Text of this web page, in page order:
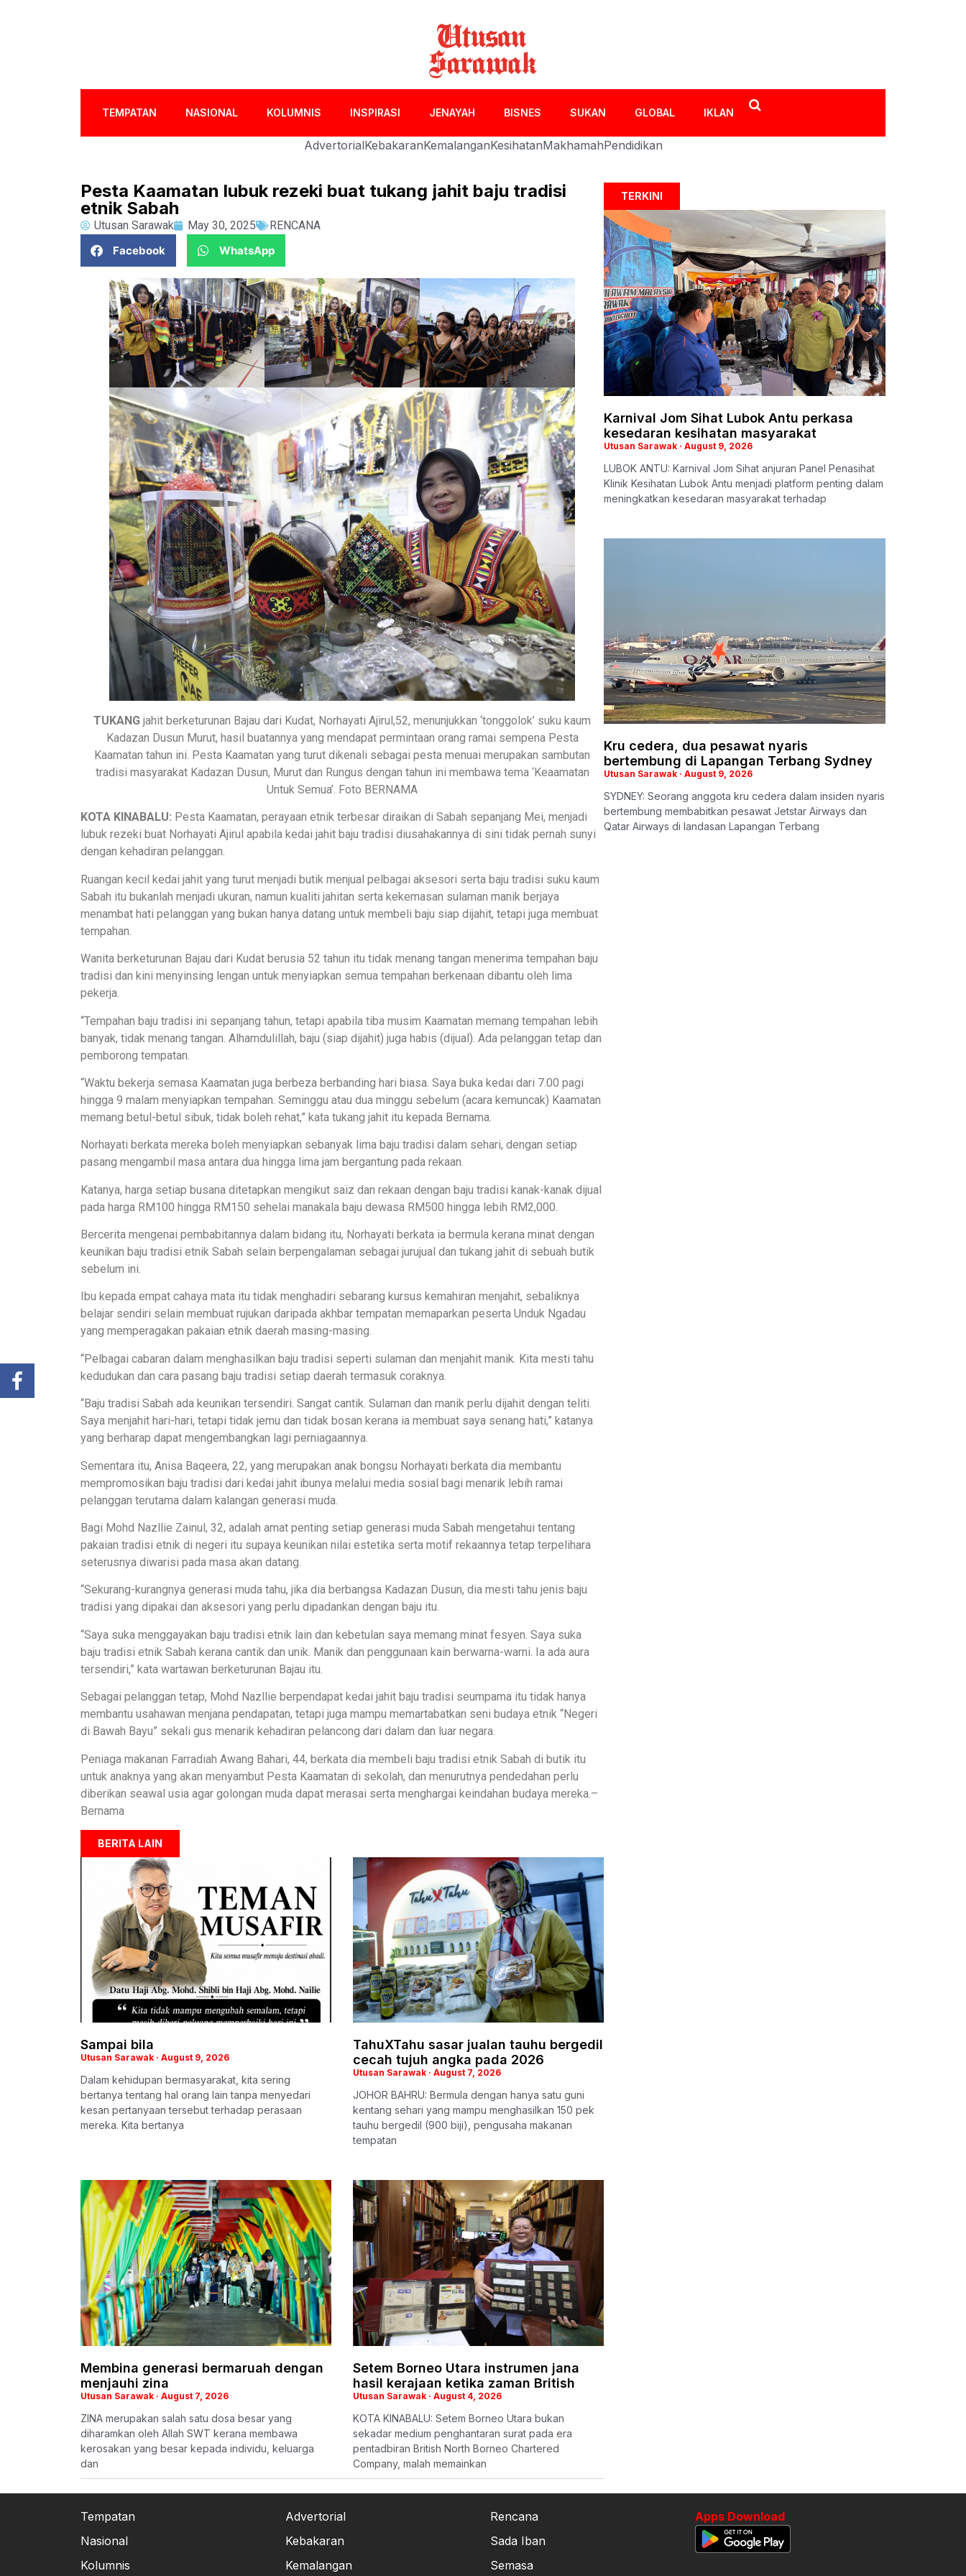
TEMPATAN NASIONAL KOLUMNIS INSPIRASI JENAYAH BISNES SUKAN GLOBAL IKLAN
AdvertorialKebakaranKemalanganKesihatanMakhamahPendidikan
Pesta Kaamatan lubuk rezeki buat tukang jahit baju tradisi
etnik Sabah
Utusan Sarawak May 30, 2025
RENCANA
Facebook
WhatsApp
TUKANG jahit berketurunan Bajau dari Kudat, Norhayati Ajirul,52, menunjukkan ‘tonggolok’ suku kaum
Kadazan Dusun Murut, hasil buatannya yang mendapat permintaan orang ramai sempena Pesta
Kaamatan tahun ini. Pesta Kaamatan yang turut dikenali sebagai pesta menuai merupakan sambutan
tradisi masyarakat Kadazan Dusun, Murut dan Rungus dengan tahun ini membawa tema ‘Keaamatan
Untuk Semua’. Foto BERNAMA
KOTA KINABALU: Pesta Kaamatan, perayaan etnik terbesar diraikan di Sabah sepanjang Mei, menjadi
lubuk rezeki buat Norhayati Ajirul apabila kedai jahit baju tradisi diusahakannya di sini tidak pernah sunyi
dengan kehadiran pelanggan.
Ruangan kecil kedai jahit yang turut menjadi butik menjual pelbagai aksesori serta baju tradisi suku kaum
Sabah itu bukanlah menjadi ukuran, namun kualiti jahitan serta kekemasan sulaman manik berjaya
menambat hati pelanggan yang bukan hanya datang untuk membeli baju siap dijahit, tetapi juga membuat
tempahan.
Wanita berketurunan Bajau dari Kudat berusia 52 tahun itu tidak menang tangan menerima tempahan baju
tradisi dan kini menyinsing lengan untuk menyiapkan semua tempahan berkenaan dibantu oleh lima
pekerja.
“Tempahan baju tradisi ini sepanjang tahun, tetapi apabila tiba musim Kaamatan memang tempahan lebih
banyak, tidak menang tangan. Alhamdulillah, baju (siap dijahit) juga habis (dijual). Ada pelanggan tetap dan
pemborong tempatan.
“Waktu bekerja semasa Kaamatan juga berbeza berbanding hari biasa. Saya buka kedai dari 7.00 pagi
hingga 9 malam menyiapkan tempahan. Seminggu atau dua minggu sebelum (acara kemuncak) Kaamatan
memang betul-betul sibuk, tidak boleh rehat,” kata tukang jahit itu kepada Bernama.
Norhayati berkata mereka boleh menyiapkan sebanyak lima baju tradisi dalam sehari, dengan setiap
pasang mengambil masa antara dua hingga lima jam bergantung pada rekaan.
Katanya, harga setiap busana ditetapkan mengikut saiz dan rekaan dengan baju tradisi kanak-kanak dijual
pada harga RM100 hingga RM150 sehelai manakala baju dewasa RM500 hingga lebih RM2,000.
Bercerita mengenai pembabitannya dalam bidang itu, Norhayati berkata ia bermula kerana minat dengan
keunikan baju tradisi etnik Sabah selain berpengalaman sebagai jurujual dan tukang jahit di sebuah butik
sebelum ini.
Ibu kepada empat cahaya mata itu tidak menghadiri sebarang kursus kemahiran menjahit, sebaliknya
belajar sendiri selain membuat rujukan daripada akhbar tempatan memaparkan peserta Unduk Ngadau
yang memperagakan pakaian etnik daerah masing-masing.
“Pelbagai cabaran dalam menghasilkan baju tradisi seperti sulaman dan menjahit manik. Kita mesti tahu
kedudukan dan cara pasang baju tradisi setiap daerah termasuk coraknya.
“Baju tradisi Sabah ada keunikan tersendiri. Sangat cantik. Sulaman dan manik perlu dijahit dengan teliti.
Saya menjahit hari-hari, tetapi tidak jemu dan tidak bosan kerana ia membuat saya senang hati,” katanya
yang berharap dapat mengembangkan lagi perniagaannya.
Sementara itu, Anisa Baqeera, 22, yang merupakan anak bongsu Norhayati berkata dia membantu
mempromosikan baju tradisi dari kedai jahit ibunya melalui media sosial bagi menarik lebih ramai
pelanggan terutama dalam kalangan generasi muda.
Bagi Mohd Nazllie Zainul, 32, adalah amat penting setiap generasi muda Sabah mengetahui tentang
pakaian tradisi etnik di negeri itu supaya keunikan nilai estetika serta motif rekaannya tetap terpelihara
seterusnya diwarisi pada masa akan datang.
“Sekurang-kurangnya generasi muda tahu, jika dia berbangsa Kadazan Dusun, dia mesti tahu jenis baju
tradisi yang dipakai dan aksesori yang perlu dipadankan dengan baju itu.
“Saya suka menggayakan baju tradisi etnik lain dan kebetulan saya memang minat fesyen. Saya suka
baju tradisi etnik Sabah kerana cantik dan unik. Manik dan penggunaan kain berwarna-warni. Ia ada aura
tersendiri,” kata wartawan berketurunan Bajau itu.
Sebagai pelanggan tetap, Mohd Nazllie berpendapat kedai jahit baju tradisi seumpama itu tidak hanya
membantu usahawan menjana pendapatan, tetapi juga mampu memartabatkan seni budaya etnik “Negeri
di Bawah Bayu” sekali gus menarik kehadiran pelancong dari dalam dan luar negara.
Peniaga makanan Farradiah Awang Bahari, 44, berkata dia membeli baju tradisi etnik Sabah di butik itu
untuk anaknya yang akan menyambut Pesta Kaamatan di sekolah, dan menurutnya pendedahan perlu
diberikan seawal usia agar golongan muda dapat merasai serta menghargai keindahan budaya mereka.–
Bernama
BERITA LAIN
Sampai bila
Utusan Sarawak August 9, 2026
Dalam kehidupan bermasyarakat, kita sering
bertanya tentang hal orang lain tanpa menyedari
kesan pertanyaan tersebut terhadap perasaan
mereka. Kita bertanya
TahuXTahu sasar jualan tauhu bergedil
cecah tujuh angka pada 2026
Utusan Sarawak August 7, 2026
JOHOR BAHRU: Bermula dengan hanya satu guni
kentang sehari yang mampu menghasilkan 150 pek
tauhu bergedil (900 biji), pengusaha makanan
tempatan
Membina generasi bermaruah dengan
menjauhi zina
Utusan Sarawak August 7, 2026
ZINA merupakan salah satu dosa besar yang
diharamkan oleh Allah SWT kerana membawa
kerosakan yang besar kepada individu, keluarga
dan
Setem Borneo Utara instrumen jana
hasil kerajaan ketika zaman British
Utusan Sarawak August 4, 2026
KOTA KINABALU: Setem Borneo Utara bukan
sekadar medium penghantaran surat pada era
pentadbiran British North Borneo Chartered
Company, malah memainkan
TERKINI
Karnival Jom Sihat Lubok Antu perkasa
kesedaran kesihatan masyarakat
Utusan Sarawak August 9, 2026
LUBOK ANTU: Karnival Jom Sihat anjuran Panel Penasihat
Klinik Kesihatan Lubok Antu menjadi platform penting dalam
meningkatkan kesedaran masyarakat terhadap
Kru cedera, dua pesawat nyaris
bertembung di Lapangan Terbang Sydney
Utusan Sarawak August 9, 2026
SYDNEY: Seorang anggota kru cedera dalam insiden nyaris
bertembung membabitkan pesawat Jetstar Airways dan
Qatar Airways di landasan Lapangan Terbang
Tempatan
Nasional
Kolumnis
Advertorial
Kebakaran
Kemalangan
Rencana
Sada Iban
Semasa
Apps Download